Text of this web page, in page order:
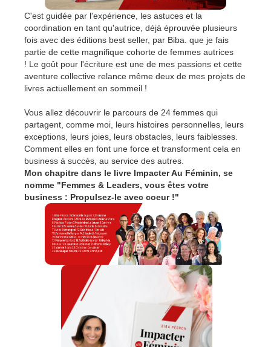
C'est guidée par l'expérience, les astuces et la
coordination en tant qu'autrice, déjà éprouvée plusieurs
fois avec des éditions best seller, par Biba. que je fais
partie de cette magnifique cohorte de femmes autrices
! Le goût pour l'écriture est une de mes passions et cette
aventure collective relance même deux de mes projets de
livres actuellement en sommeil !
Vous allez découvrir le parcours de 24 femmes qui
partagent, comme moi, leurs histoires personnelles, leurs
exceptions, leurs joies, leurs obstacles, leurs faiblesses.
Comment elles en font une force et transforment cela en
business à succès, au service des autres.
Mon chapitre dans le livre Impacter Au Féminin, se
nomme "Femmes & Leaders, vous êtes votre
business : Propulsez-le avec coeur !"